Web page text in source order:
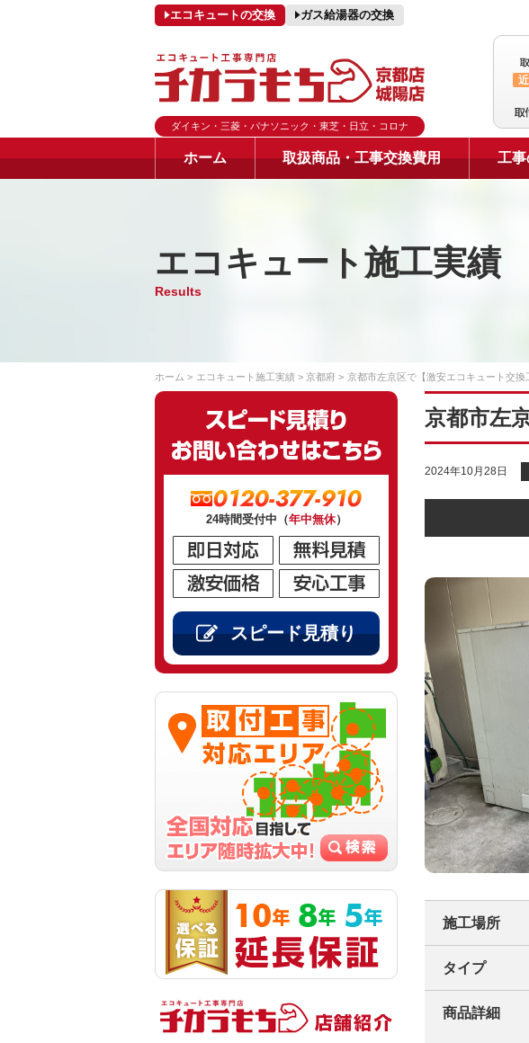
エコキュートの交換 ガス給湯器の交換
ダイキン・三菱・パナソニック・東芝・日立・コロナ
ホーム 取扱商品・工事交換費用 工事
エコキュート施工実績
Results
ホーム エコキュート施工実績 京都府 京都市左京区で【激安エコキュート交換
京都市左
2024年10月28日
施工場所
タイプ
商品詳細
0120-377-910
24時間受付中（年中無休）
スピード見積り